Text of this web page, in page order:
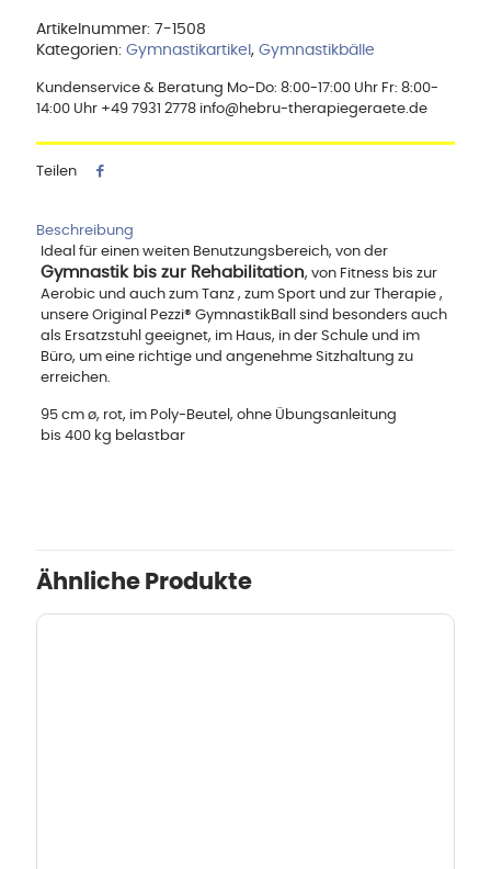
Menge
Artikelnummer: 7-1508
Kategorien: Gymnastikartikel , Gymnastikbälle
Kundenservice & Beratung Mo-Do: 8:00-17:00 Uhr Fr: 8:00-
14:00 Uhr +49 7931 2778 info@hebru-therapiegeraete.de
Teilen
Beschreibung
Ideal für einen weiten Benutzungsbereich, von der
Gymnastik bis zur Rehabilitation, von Fitness bis zur
Aerobic und auch zum Tanz , zum Sport und zur Therapie ,
unsere Original Pezzi® GymnastikBall sind besonders auch
als Ersatzstuhl geeignet, im Haus, in der Schule und im
Büro, um eine richtige und angenehme Sitzhaltung zu
erreichen.
95 cm ø, rot, im Poly-Beutel, ohne Übungsanleitung
bis 400 kg belastbar
Ähnliche Produkte